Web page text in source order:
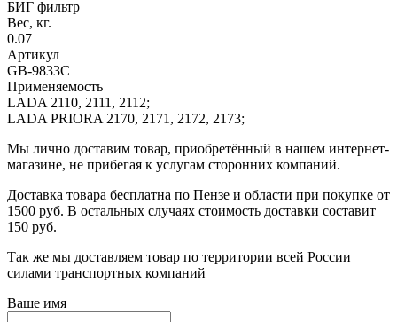
БИГ фильтр
Вес, кг.
0.07
Артикул
GB-9833C
Применяемость
LADA 2110, 2111, 2112;
LADA PRIORA 2170, 2171, 2172, 2173;
Мы лично доставим товар, приобретённый в нашем интернет-
магазине, не прибегая к услугам сторонних компаний.
Доставка товара бесплатна по Пензе и области при покупке от
1500 руб. В остальных случаях стоимость доставки составит
150 руб.
Так же мы доставляем товар по территории всей России
силами транспортных компаний
Ваше имя